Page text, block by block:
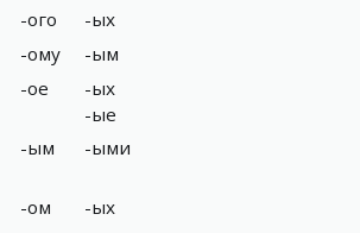
-ого -ых
-ому -ым
-ое -ых
-ые
-ым -ыми
-ом -ых